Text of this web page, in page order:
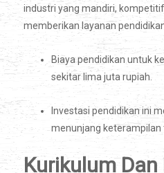
industri yang mandiri,
memberikan layanan
Biaya pendidikan untuk
sekitar lima juta rupiah.
Investasi pendidikan ini
menunjang keterampilan
Kurikulum